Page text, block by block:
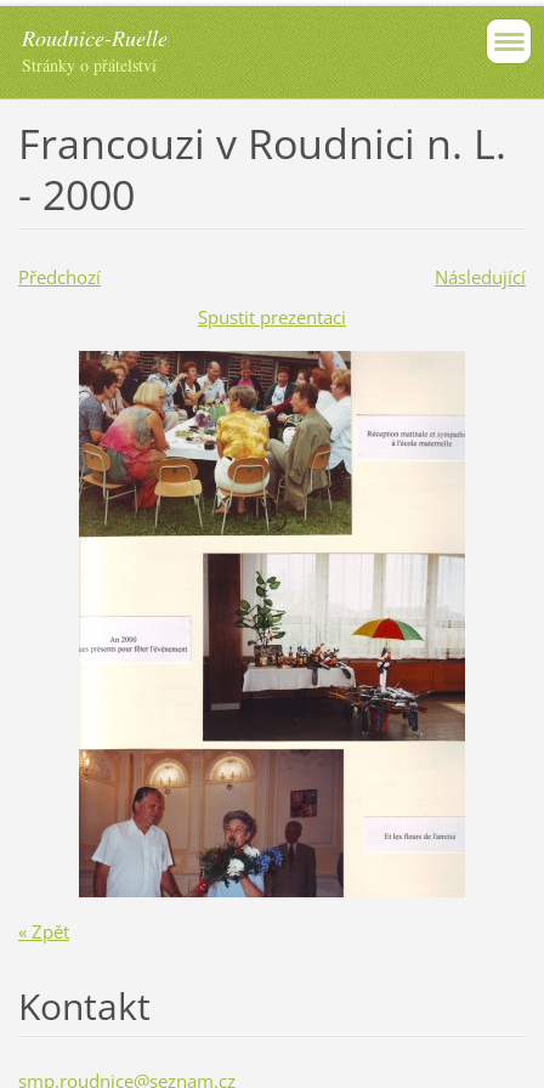
Roudnice-Ruelle
Stránky o přátelství
Francouzi v Roudnici n. L.
- 2000
Předchozí
Následující
Spustit prezentaci
« Zpět
Kontakt
smp,roudnice@seznam.cz